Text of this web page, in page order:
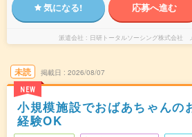
気になる! 応募へ進む
派遣会社 日研トータルソーシング株式会社
未読
NEW
掲載日 2026/08/07
小規模施設でおばあちゃんの
経験OK